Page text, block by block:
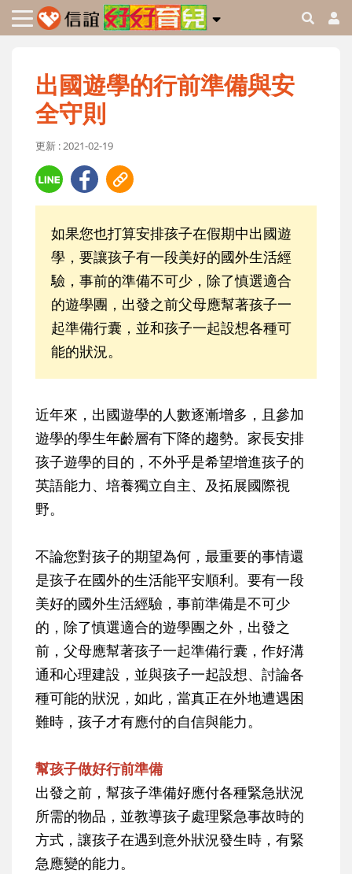
出國遊學的行前準備與安
全守則
更新 : 2021-02-19
如果您也打算安排孩子在假期中出國遊
學，要讓孩子有一段美好的國外生活經
驗，事前的準備不可少，除了慎選適合
的遊學團，出發之前父母應幫著孩子一
起準備行囊，並和孩子一起設想各種可
能的狀況。
近年來，出國遊學的人數逐漸增多，且參加
遊學的學生年齡層有下降的趨勢。家長安排
孩子遊學的目的，不外乎是希望增進孩子的
英語能力、培養獨立自主、及拓展國際視
野。
不論您對孩子的期望為何，最重要的事情還
是孩子在國外的生活能平安順利。要有一段
美好的國外生活經驗，事前準備是不可少
的，除了慎選適合的遊學團之外，出發之
前，父母應幫著孩子一起準備行囊，作好溝
通和心理建設，並與孩子一起設想、討論各
種可能的狀況，如此，當真正在外地遭遇困
難時，孩子才有應付的自信與能力。
幫孩子做好行前準備
出發之前，幫孩子準備好應付各種緊急狀況
所需的物品，並教導孩子處理緊急事故時的
方式，讓孩子在遇到意外狀況發生時，有緊
急應變的能力。